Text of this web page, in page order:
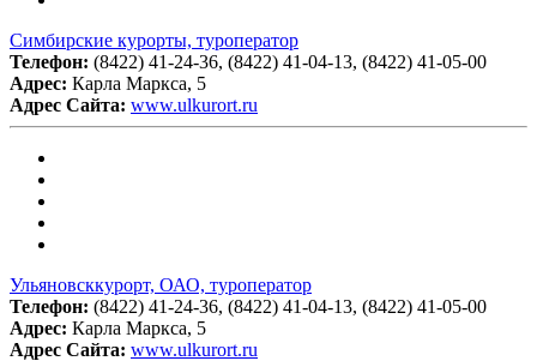
Симбирские курорты, туроператор
Телефон: (8422) 41-24-36, (8422) 41-04-13, (8422) 41-05-00
Адрес: Карла Маркса, 5
Адрес Сайта: www.ulkurort.ru
Ульяновсккурорт, ОАО, туроператор
Телефон: (8422) 41-24-36, (8422) 41-04-13, (8422) 41-05-00
Адрес: Карла Маркса, 5
Адрес Сайта: www.ulkurort.ru